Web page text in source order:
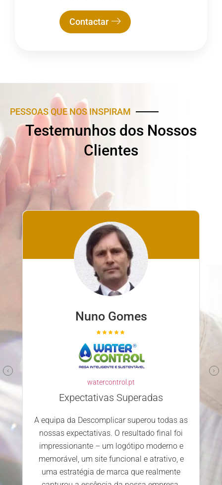
Contactar
PESSOAS QUE NOS INSPIRAM
Testemunhos dos Nossos
Clientes
Nuno Gomes
watercontrol.pt
Expectativas Superadas
A equipa da Descomplicar superou todas as
nossas expectativas. O resultado final foi
impressionante – um logótipo moderno e
memorável, um site funcional e atrativo, e
uma estratégia de marca que realmente